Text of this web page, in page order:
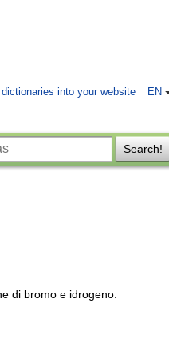
EN
dictionaries into your website
Search!
di bromo e idrogeno